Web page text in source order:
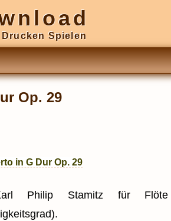
Spielen
Op. 29
in G Dur Op. 29
Philip Stamitz für